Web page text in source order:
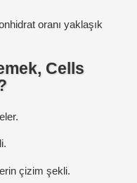
oranı yaklaşık
Cells
çizim şekli.